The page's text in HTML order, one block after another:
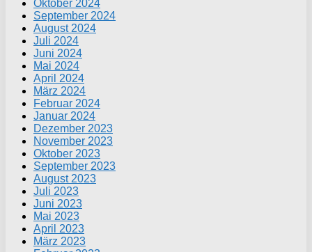
Oktober 2024
September 2024
August 2024
Juli 2024
Juni 2024
Mai 2024
April 2024
März 2024
Februar 2024
Januar 2024
Dezember 2023
November 2023
Oktober 2023
September 2023
August 2023
Juli 2023
Juni 2023
Mai 2023
April 2023
März 2023